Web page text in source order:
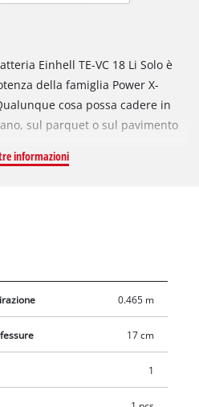
Einhell TE-VC 18 Li Solo è
della famiglia Power X-
cosa possa cadere in
sul parquet o sul pavimento
di pulire rapidamente e in
consente di raggiungere senza
accessibile. Il tubo rigido di
trasforma il pratico
e comoda. Il serbatoio di
capacità di 540 millilitri. Con la
di cavi, l’impiego di diverse
informazioni
0.465 m
17 cm
1